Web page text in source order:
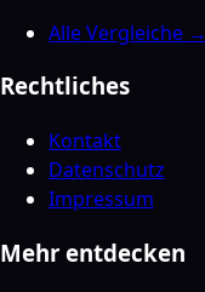
Alle Vergleiche →
Rechtliches
Kontakt
Datenschutz
Impressum
Mehr entdecken